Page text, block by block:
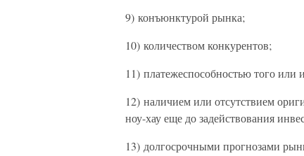
9) конъюнктурой рынка;
10) количеством конкурентов;
11) платежеспособностью того или
12) наличием или отсутствием
ноу-хау еще до задействования
13) долгосрочными прогнозами